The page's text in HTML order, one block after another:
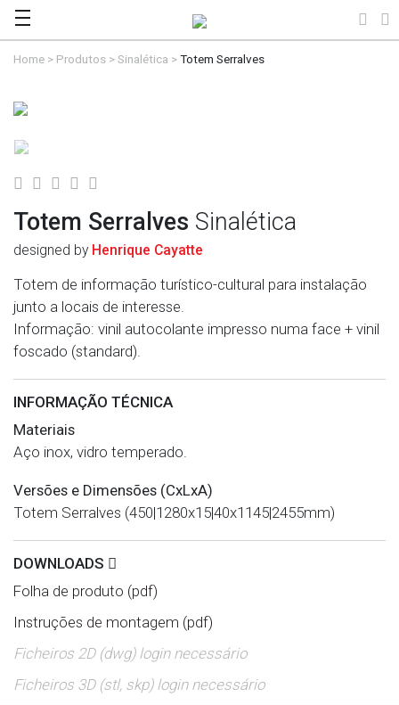
Home > Produtos >Sinalética >Totem Serralves
Totem Serralves Sinalética
designed by Henrique Cayatte
Totem de informação turístico-cultural para instalação
junto a locais de interesse.
Informação: vinil autocolante impresso numa face + vinil
foscado (standard).
INFORMAÇÃO TÉCNICA
Materiais
Aço inox, vidro temperado.
Versões e Dimensões (CxLxA)
Totem Serralves (450|1280x15|40x1145|2455mm)
DOWNLOADS
Folha de produto (pdf)
Instruções de montagem (pdf)
Ficheiros 2D (dwg) login necessário
Ficheiros 3D (stl, skp) login necessário